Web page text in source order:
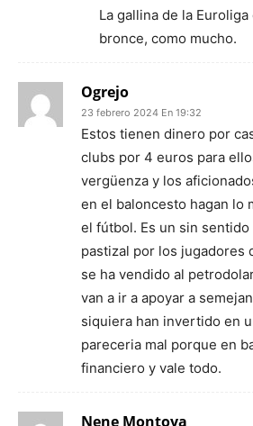
La gallina de la
bronce, como mucho.
Ogrejo
23 febrero 2024 En 19:32
Estos tienen dinero por
clubs por 4 euros para
vergüenza y los
en el baloncesto hagan lo
el fútbol. Es un sin sentido
pastizal por los jugadores
se ha vendido al
van a ir a apoyar a
siquiera han invertido en
pareceria mal porque en
financiero y vale todo.
Nene Montoya